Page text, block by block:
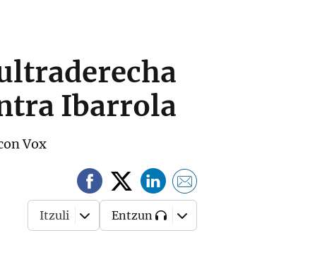
Ibarrola
Vox
Itzuli Entzun